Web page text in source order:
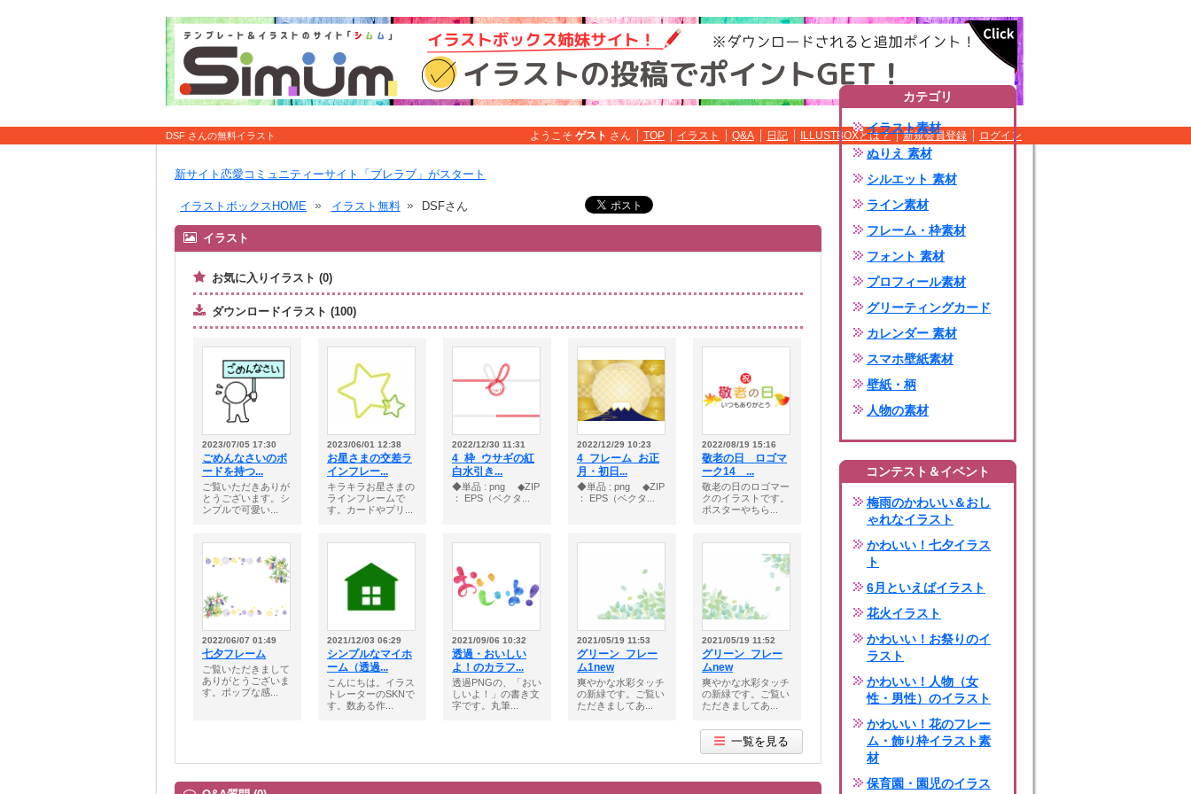
DSF さんの無料イラスト ようこそ ゲスト さん TOP イラスト Q&A 日記 ILLUSTBOXとは？ 新規会員登録 ログイン
新サイト恋愛コミュニティーサイト「ブレラブ」がスタート
イラストボックスHOME イラスト無料 DSFさん
イラスト
お気に入りイラスト (0)
ダウンロードイラスト (100)
2023/07/05 17:30
ごめんなさいのボ
ードを持つ...
ご覧いただきありが
とうございます。シ
ンプルで可愛い...
2023/06/01 12:38
お星さまの交差ラ
インフレー...
キラキラお星さまの
ラインフレームで
す。カードやプリ...
2022/12/30 11:31
4_枠_ウサギの紅
白水引き...
◆単品 : png ◆ZIP
： EPS（ベクタ...
2022/12/29 10:23
4_フレーム_お正
月・初日...
◆単品 : png ◆ZIP
： EPS（ベクタ...
2022/08/19 15:16
敬老の日 ロゴマ
ーク14 ...
敬老の日のロゴマー
クのイラストです。
ポスターやちら...
2022/06/07 01:49
七夕フレーム
ご覧いただきまして
ありがとうございま
す。ポップな感...
2021/12/03 06:29
シンプルなマイホ
ーム（透過...
こんにちは。イラス
トレーターのSKNで
す。数ある作...
2021/09/06 10:32
透過・おいしい
よ！のカラフ...
透過PNGの、「おい
しいよ！」の書き文
字です。丸筆...
2021/05/19 11:53
グリーン_フレー
ム1new
爽やかな水彩タッチ
の新緑です。ご覧い
ただきましてあ...
2021/05/19 11:52
グリーン_フレー
ムnew
爽やかな水彩タッチ
の新緑です。ご覧い
ただきましてあ...
一覧を見る
カテゴリ
イラスト素材
ぬりえ 素材
シルエット 素材
ライン素材
フレーム・枠素材
フォント 素材
プロフィール素材
グリーティングカード
カレンダー 素材
スマホ壁紙素材
壁紙・柄
人物の素材
コンテスト＆イベント
梅雨のかわいい＆おし
ゃれなイラスト
かわいい！七夕イラス
ト
6月といえばイラスト
花火イラスト
かわいい！お祭りのイ
ラスト
かわいい！人物（女
性・男性）のイラスト
かわいい！花のフレー
ム・飾り枠イラスト素
材
保育園・園児のイラス